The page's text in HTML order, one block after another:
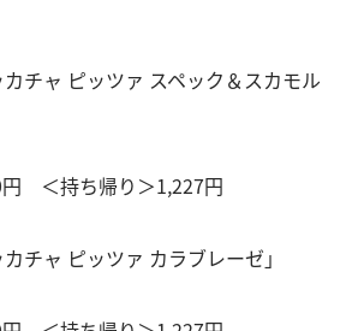
チャ ピッツァ スペック＆スカモル
円 ＜持ち帰り＞1,227円
チャ ピッツァ カラブレーゼ」